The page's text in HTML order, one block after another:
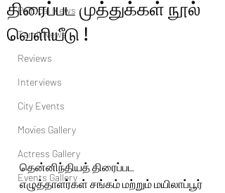
Political News
Tamil News
Reviews
Interviews
City Events
Movies Gallery
Actress Gallery
Events Gallery
திரைப்பட முத்துக்கள் நூல்
வெளியீடு !
தென்னிந்தியத் திரைப்பட
எழுத்தாளர்கள் சங்கம் மற்றும் மயிலாப்பூர்